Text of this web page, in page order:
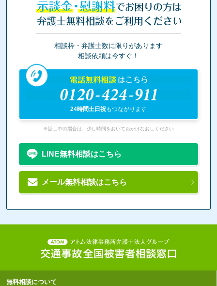
示談金・慰謝料でお困りの方は
弁護士無料相談をご利用ください
相談枠・弁護士数に限りがあります
相談依頼は今すぐ！
電話無料相談はこちら
0120-424-911
24時間土日祝もつながります
※話し中の場合は、少し時間をおいておかけなおしください
LINE無料相談はこちら
メール無料相談はこちら
無料相談について